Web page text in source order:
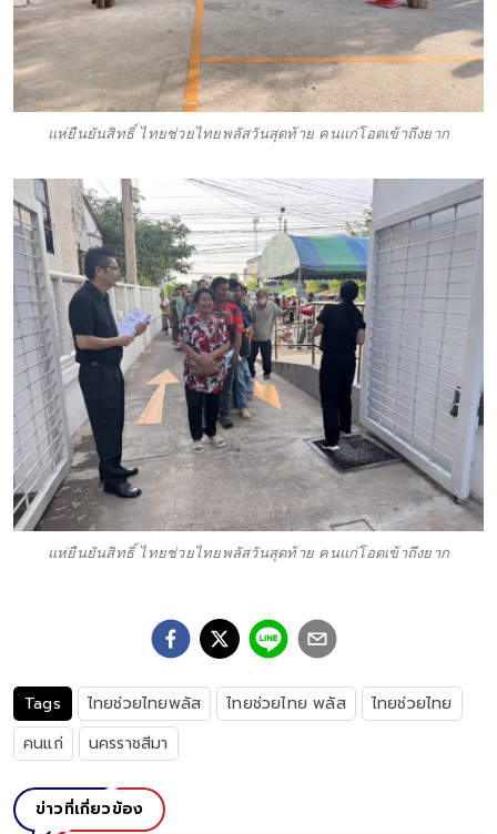
แห่ยืนยันสิทธิ์ ไทยช่วยไทยพลัสวันสุดท้าย คนแก่โอดเข้าถึงยาก
แห่ยืนยันสิทธิ์ ไทยช่วยไทยพลัสวันสุดท้าย คนแก่โอดเข้าถึงยาก
Tags ไทยช่วยไทยพลัส ไทยช่วยไทย พลัส
ไทยช่วยไทย
คนแก่
นครราชสีมา
ข่าวที่เกี่ยวข้อง